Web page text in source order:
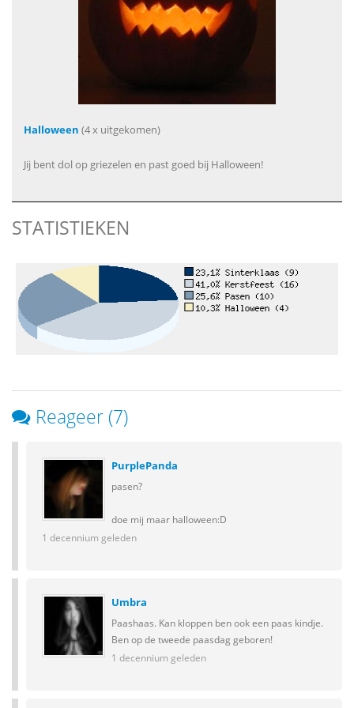
Halloween (4 x uitgekomen)
Jij bent dol op griezelen en past goed bij Halloween!
STATISTIEKEN
Reageer (7)
PurplePanda
pasen?
doe mij maar halloween:D
1 decennium geleden
Umbra
Paashaas. Kan kloppen ben ook een paas kindje.
Ben op de tweede paasdag geboren!
1 decennium geleden